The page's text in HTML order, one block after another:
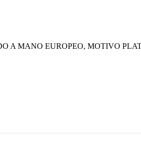
A MANO EUROPEO, MOTIVO